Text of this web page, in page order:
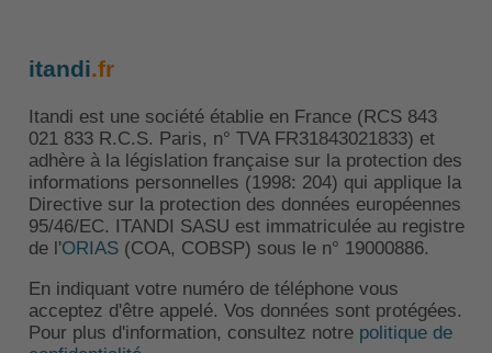
itandi.fr
Itandi est une société établie en France (RCS 843
021 833 R.C.S. Paris, n° TVA FR31843021833) et
adhère à la législation française sur la protection des
informations personnelles (1998: 204) qui applique la
Directive sur la protection des données européennes
95/46/EC. ITANDI SASU est immatriculée au registre
de l'ORIAS(COA, COBSP) sous le n° 19000886.
En indiquant votre numéro de téléphone vous
acceptez d'être appelé. Vos données sont protégées.
Pour plus d'information, consultez notre politique de